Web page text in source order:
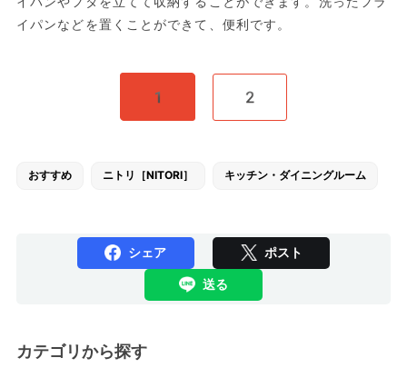
イパンなどを置くことができて、便利です。
1 2
おすすめ ニトリ［NITORI］ キッチン・ダイニングルーム
シェア ポスト
送る
カテゴリから探す